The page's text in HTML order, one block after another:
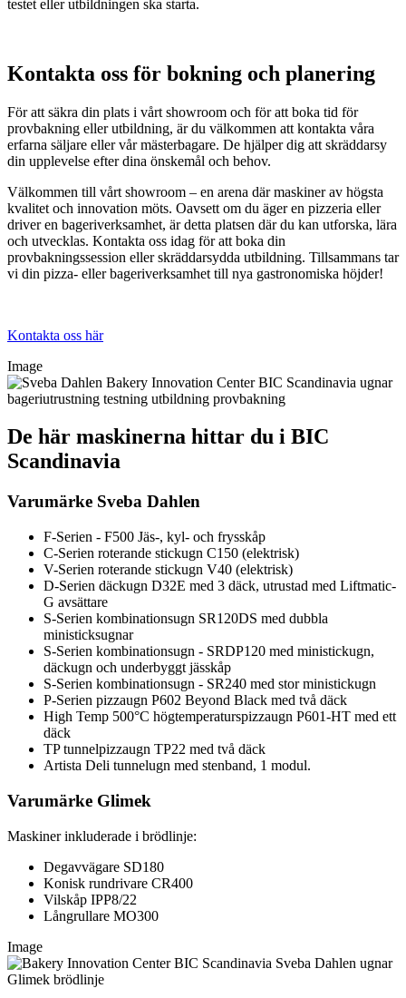
testet eller utbildningen ska starta.
Kontakta oss för bokning och planering
För att säkra din plats i vårt showroom och för att boka tid för
provbakning eller utbildning, är du välkommen att kontakta våra
erfarna säljare eller vår mästerbagare. De hjälper dig att skräddarsy
din upplevelse efter dina önskemål och behov.
Välkommen till vårt showroom – en arena där maskiner av högsta
kvalitet och innovation möts. Oavsett om du äger en pizzeria eller
driver en bageriverksamhet, är detta platsen där du kan utforska, lära
och utvecklas. Kontakta oss idag för att boka din
provbakningssession eller skräddarsydda utbildning. Tillsammans tar
vi din pizza- eller bageriverksamhet till nya gastronomiska höjder!
Kontakta oss här
Image
De här maskinerna hittar du i BIC
Scandinavia
Varumärke Sveba Dahlen
F-Serien - F500 Jäs-, kyl- och frysskåp
C-Serien roterande stickugn C150 (elektrisk)
V-Serien roterande stickugn V40 (elektrisk)
D-Serien däckugn D32E med 3 däck, utrustad med Liftmatic-
G avsättare
S-Serien kombinationsugn SR120DS med dubbla
ministicksugnar
S-Serien kombinationsugn - SRDP120 med ministickugn,
däckugn och underbyggt jässkåp
S-Serien kombinationsugn - SR240 med stor ministickugn
P-Serien pizzaugn P602 Beyond Black med två däck
High Temp 500°C högtemperaturspizzaugn P601-HT med ett
däck
TP tunnelpizzaugn TP22 med två däck
Artista Deli tunnelugn med stenband, 1 modul.
Varumärke Glimek
Maskiner inkluderade i brödlinje:
Degavvägare SD180
Konisk rundrivare CR400
Vilskåp IPP8/22
Långrullare MO300
Image